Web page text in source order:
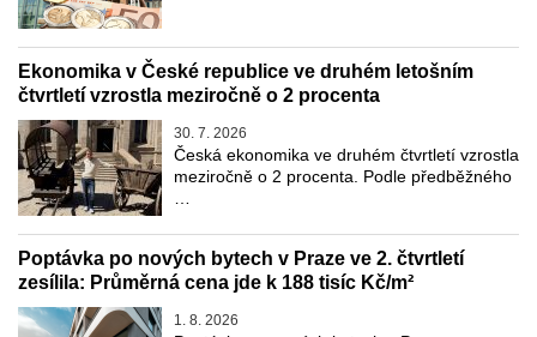
Ekonomika v České republice ve druhém letošním
čtvrtletí vzrostla meziročně o 2 procenta
30. 7. 2026
Česká ekonomika ve druhém čtvrtletí vzrostla
meziročně o 2 procenta. Podle předběžného
Poptávka po nových bytech v Praze ve 2. čtvrtletí
zesílila: Průměrná cena jde k 188 tisíc Kč/m²
1. 8. 2026